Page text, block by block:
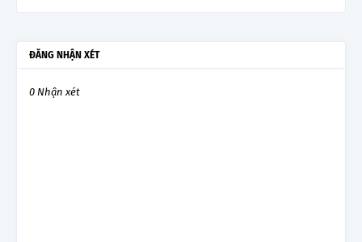
ĐĂNG NHẬN XÉT
0 Nhận xét